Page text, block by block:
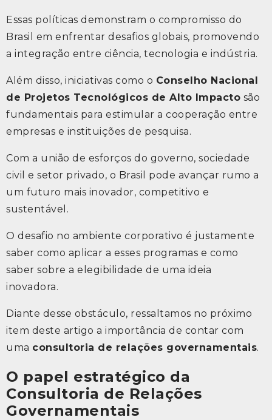
Essas políticas demonstram o compromisso do
Brasil em enfrentar desafios globais, promovendo
a integração entre ciência, tecnologia e indústria.
Além disso, iniciativas como o Conselho Nacional
de Projetos Tecnológicos de Alto Impacto são
fundamentais para estimular a cooperação entre
empresas e instituições de pesquisa.
Com a união de esforços do governo, sociedade
civil e setor privado, o Brasil pode avançar rumo a
um futuro mais inovador, competitivo e
sustentável.
O desafio no ambiente corporativo é justamente
saber como aplicar a esses programas e como
saber sobre a elegibilidade de uma ideia
inovadora.
Diante desse obstáculo, ressaltamos no próximo
item deste artigo a importância de contar com
uma consultoria de relações governamentais.
O papel estratégico da
Consultoria de Relações
Governamentais